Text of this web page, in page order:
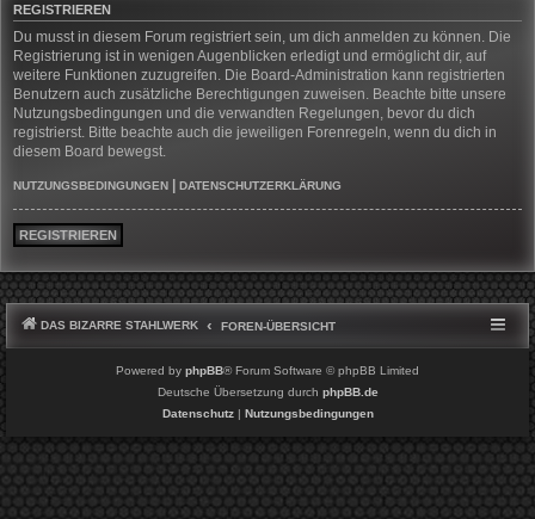
REGISTRIEREN
Du musst in diesem Forum registriert sein, um dich anmelden zu können. Die
Registrierung ist in wenigen Augenblicken erledigt und ermöglicht dir, auf
weitere Funktionen zuzugreifen. Die Board-Administration kann registrierten
Benutzern auch zusätzliche Berechtigungen zuweisen. Beachte bitte unsere
Nutzungsbedingungen und die verwandten Regelungen, bevor du dich
registrierst. Bitte beachte auch die jeweiligen Forenregeln, wenn du dich in
diesem Board bewegst.
NUTZUNGSBEDINGUNGEN DATENSCHUTZERKLÄRUNG
REGISTRIEREN
DAS BIZARRE STAHLWERK FOREN-ÜBERSICHT
Powered by phpBB® Forum Software © phpBB Limited
Deutsche Übersetzung durch phpBB.de
Datenschutz| Nutzungsbedingungen